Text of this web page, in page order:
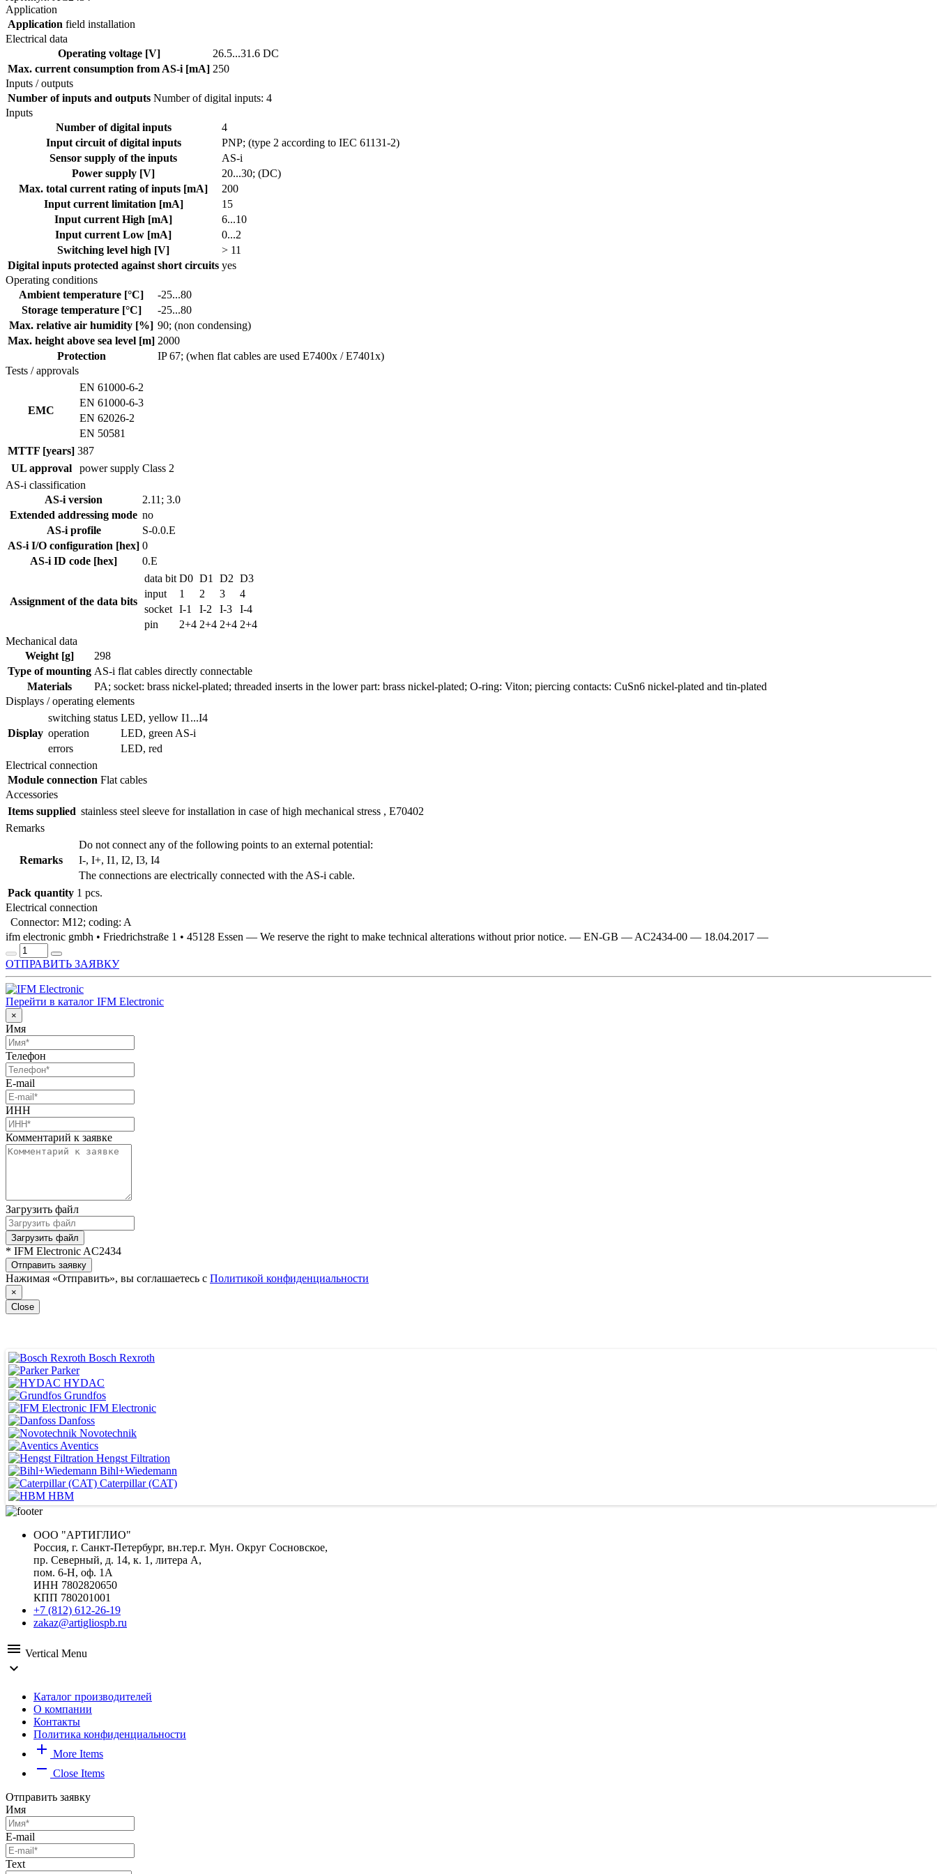
Application
Application field installation
Electrical data
Operating voltage [V]
26.5...31.6 DC
Max. current consumption from AS-i [mA] 250
Inputs / outputs
Number of inputs and outputs Number of digital inputs: 4
Inputs
Number of digital inputs
4
Input circuit of digital inputs
PNP; (type 2 according to IEC 61131-2)
Sensor supply of the inputs
AS-i
Power supply [V]
20...30; (DC)
Max. total current rating of inputs [mA]
200
Input current limitation [mA]
15
Input current High [mA]
6...10
Input current Low [mA]
0...2
Switching level high [V]
> 11
Digital inputs protected against short circuits yes
Operating conditions
Ambient temperature [°C]
-25...80
Storage temperature [°C]
-25...80
Max. relative air humidity [%] 90; (non condensing)
Max. height above sea level [m] 2000
Protection
IP 67; (when flat cables are used E7400x / E7401x)
Tests / approvals
EMC
EN 61000-6-2
EN 61000-6-3
EN 62026-2
EN 50581
MTTF [years] 387
UL approval
power supply Class 2
AS-i classification
AS-i version
2.11; 3.0
Extended addressing mode no
AS-i profile
S-0.0.E
AS-i I/O configuration [hex] 0
AS-i ID code [hex]
0.E
Assignment of the data bits
data bit D0 D1 D2 D3
input
1 2 3
4
socket I-1 I-2 I-3
I-4
pin
2+4 2+4 2+4 2+4
Mechanical data
Weight [g]
298
Type of mounting AS-i flat cables directly connectable
Materials
PA; socket: brass nickel-plated; threaded inserts in the lower part: brass nickel-plated; O-ring: Viton; piercing contacts: CuSn6 nickel-plated and tin-plated
Displays / operating elements
Display
switching status LED, yellow I1...I4
operation
LED, green AS-i
errors
LED, red
Electrical connection
Module connection Flat cables
Accessories
Items supplied stainless steel sleeve for installation in case of high mechanical stress , E70402
Remarks
Remarks
Do not connect any of the following points to an external potential:
I-, I+, I1, I2, I3, I4
The connections are electrically connected with the AS-i cable.
Pack quantity 1 pcs.
Electrical connection
Connector: M12; coding: A
ifm electronic gmbh • Friedrichstraße 1 • 45128 Essen — We reserve the right to make technical alterations without prior notice. — EN-GB — AC2434-00 — 18.04.2017 —
ОТПРАВИТЬ ЗАЯВКУ
Перейти в каталог IFM Electronic
×
Имя
Телефон
E-mail
ИНН
Комментарий к заявке
Загрузить файл
Загрузить файл
* IFM Electronic AC2434
Отправить заявку
Нажимая «Отправить», вы соглашаетесь с Политикой конфиденциальности
×
Close
ВЕДУЩИЕ ПОСТАВЩИКИ
Bosch Rexroth
Parker
HYDAC
Grundfos
IFM Electronic
Danfoss
Novotechnik
Aventics
Hengst Filtration
Bihl+Wiedemann
Caterpillar (CAT)
HBM
ООО "АРТИГЛИО"
Россия, г. Санкт-Петербург, вн.тер.г. Мун. Округ Сосновское,
пр. Северный, д. 14, к. 1, литера А,
пом. 6-Н, оф. 1А
ИНН 7802820650
КПП 780201001
+7 (812) 612-26-19
zakaz@artigliospb.ru
menu Vertical Menu
expand_more
Каталог производителей
О компании
Контакты
Политика конфиденциальности
add More Items
remove Close Items
Отправить заявку
Имя
E-mail
Text